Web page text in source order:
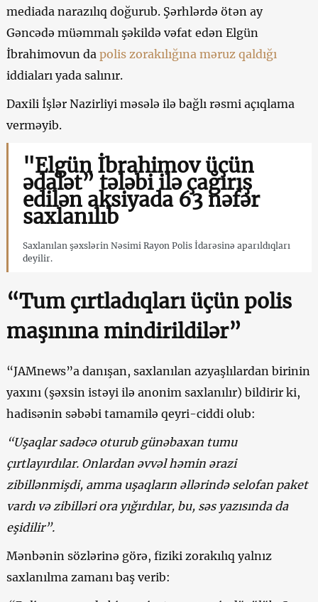
mediada narazılıq doğurub. Şərhlərdə ötən ay
Gəncədə müəmmalı şəkildə vəfat edən Elgün
İbrahimovun da polis zorakılığına məruz qaldığı
iddiaları yada salınır.
Daxili İşlər Nazirliyi məsələ ilə bağlı rəsmi açıqlama
verməyib.
"Elgün İbrahimov üçün
ədalət” tələbi ilə çağırış
edilən aksiyada 63 nəfər
saxlanılıb
Saxlanılan şəxslərin Nəsimi Rayon Polis İdarəsinə aparıldıqları
deyilir.
“Tum çırtladıqları üçün polis
maşınına mindirildilər”
“JAMnews”a danışan, saxlanılan azyaşlılardan birinin
yaxını (şəxsin istəyi ilə anonim saxlanılır) bildirir ki,
hadisənin səbəbi tamamilə qeyri-ciddi olub:
“Uşaqlar sadəcə oturub günəbaxan tumu
çırtlayırdılar. Onlardan əvvəl həmin ərazi
zibillənmişdi, amma uşaqların əllərində selofan paket
vardı və zibilləri ora yığırdılar, bu, səs yazısında da
eşidilir”.
Mənbənin sözlərinə görə, fiziki zorakılıq yalnız
saxlanılma zamanı baş verib: